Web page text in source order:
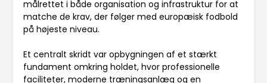
målrettet i både organisation og infrastruktur for at
matche de krav, der følger med europæisk fodbold
på højeste niveau.
Et centralt skridt var opbygningen af et stærkt
fundament omkring holdet, hvor professionelle
faciliteter, moderne træningsanlæg og en